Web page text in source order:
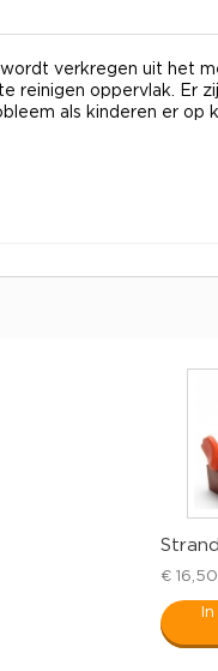
verkregen uit het
reinigen oppervlak. Er
als kinderen er op
€ 16,50